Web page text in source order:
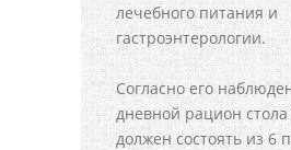
лечебного питания и
гастроэнтерологии.
Согласно его
дневной рацион
должен состоять из 6